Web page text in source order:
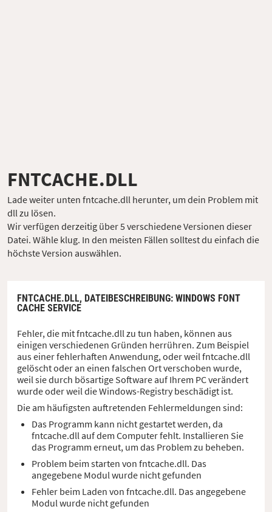
FNTCACHE.DLL
Lade weiter unten fntcache.dll herunter, um dein Problem mit
dll zu lösen.
Wir verfügen derzeitig über 5 verschiedene Versionen dieser
Datei. Wähle klug. In den meisten Fällen solltest du einfach die
höchste Version auswählen.
FNTCACHE.DLL, DATEIBESCHREIBUNG: WINDOWS FONT
CACHE SERVICE
Fehler, die mit fntcache.dll zu tun haben, können aus
einigen verschiedenen Gründen herrühren. Zum Beispiel
aus einer fehlerhaften Anwendung, oder weil fntcache.dll
gelöscht oder an einen falschen Ort verschoben wurde,
weil sie durch bösartige Software auf Ihrem PC verändert
wurde oder weil die Windows-Registry beschädigt ist.
Die am häufigsten auftretenden Fehlermeldungen sind:
Das Programm kann nicht gestartet werden, da
fntcache.dll auf dem Computer fehlt. Installieren Sie
das Programm erneut, um das Problem zu beheben.
Problem beim starten von fntcache.dll. Das
angegebene Modul wurde nicht gefunden
Fehler beim Laden von fntcache.dll. Das angegebene
Modul wurde nicht gefunden